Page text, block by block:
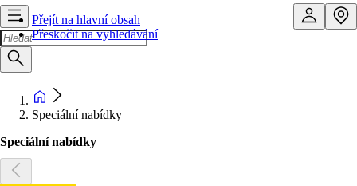
Přejít na hlavní obsah
Přeskočit na vyhledávání
Speciální nabídky
Speciální nabídky